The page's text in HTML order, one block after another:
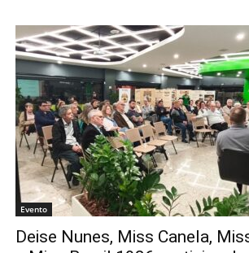
Evento
Deise Nunes, Miss Canela,